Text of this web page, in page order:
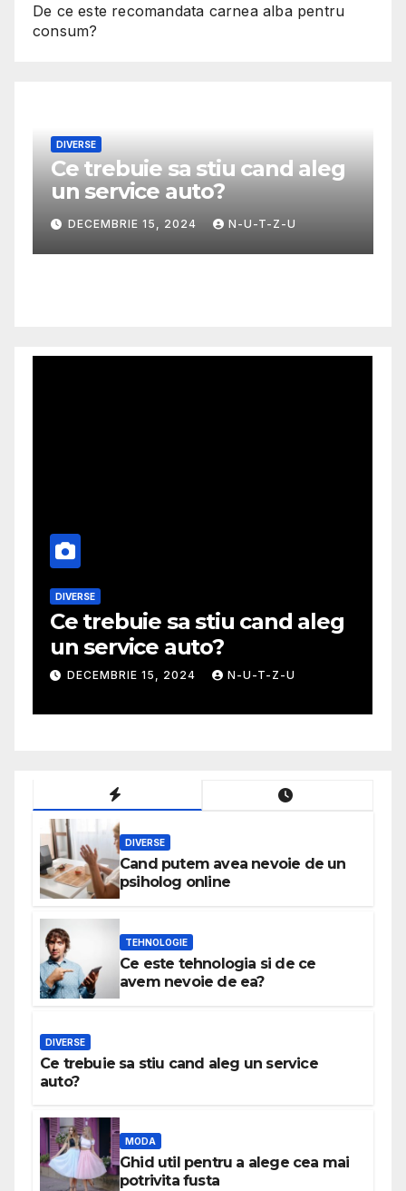
De ce este recomandata carnea alba pentru
consum?
DIVERSE
Ce trebuie sa stiu cand aleg
un service auto?
DECEMBRIE 15, 2024 N-U-T-Z-U
DIVERSE
Ce trebuie sa stiu cand aleg
un service auto?
DECEMBRIE 15, 2024 N-U-T-Z-U
DIVERSE
Cand putem avea nevoie de un
psiholog online
TEHNOLOGIE
Ce este tehnologia si de ce
avem nevoie de ea?
DIVERSE
Ce trebuie sa stiu cand aleg un service
auto?
MODA
Ghid util pentru a alege cea mai
potrivita fusta